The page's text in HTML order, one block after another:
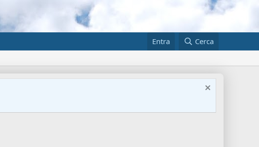
Entra Cerca